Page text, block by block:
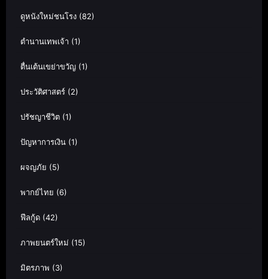
ดูหนังใหม่ชนโรง (82)
ตำนานเทพเจ้า (1)
ตื่นเต้นเขย่าขวัญ (1)
ประวัติศาสตร์ (2)
ปรัชญาชีวิต (1)
ปัญหาการเงิน (1)
ผจญภัย (5)
พากย์ไทย (6)
ฟีลกู้ด (42)
ภาพยนตร์ใหม่ (15)
มิตรภาพ (3)